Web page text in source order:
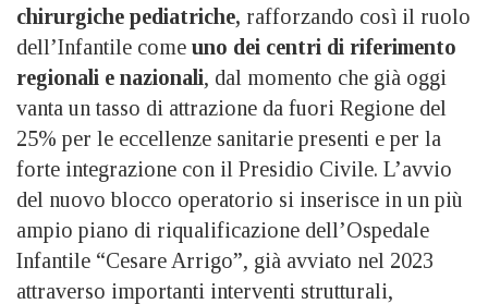
chirurgiche pediatriche, rafforzando così il ruolo
dell’Infantile come uno dei centri di riferimento
regionali e nazionali, dal momento che già oggi
vanta un tasso di attrazione da fuori Regione del
25% per le eccellenze sanitarie presenti e per la
forte integrazione con il Presidio Civile. L’avvio
del nuovo blocco operatorio si inserisce in un più
ampio piano di riqualificazione dell’Ospedale
Infantile “Cesare Arrigo”, già avviato nel 2023
attraverso importanti interventi strutturali,